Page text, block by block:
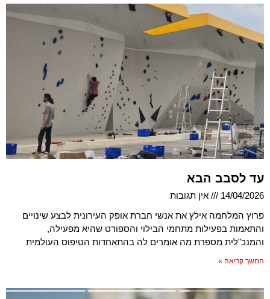
עד לסבב הבא
14/04/2026
אין תגובות
פרוץ המלחמה אילץ את אנשי חברת אופק העירונית לבצע שינויים
והתאמות בפעילות מתחמי הבילוי והספורט שהיא מפעילה,
והמנכ"לית מספרת מה אומרים לה בהתאחדות הטיפוס העולמית
המשך קריאה »